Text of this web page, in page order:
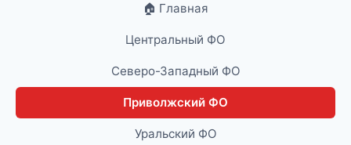
🏠 Главная
Центральный ФО
Северо-Западный ФО
Приволжский ФО
Уральский ФО